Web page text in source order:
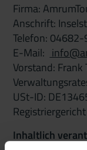
Firma:
Anschrift:
Telefon:
E-Mail:
Vorstand:
USt-ID:
Inhaltlich